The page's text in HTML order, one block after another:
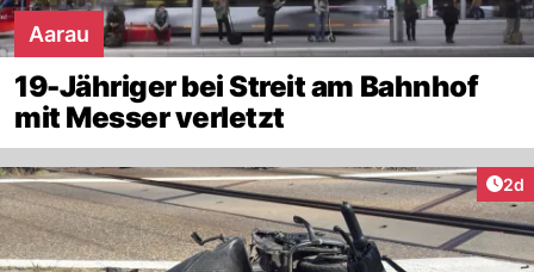
Aarau
19-Jähriger bei Streit am Bahnhof
mit Messer verletzt
2d